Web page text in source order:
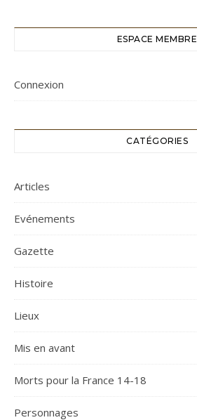
ESPACE MEMBRE
Connexion
CATÉGORIES
Articles
Evénements
Gazette
Histoire
Lieux
Mis en avant
Morts pour la France 14-18
Personnages